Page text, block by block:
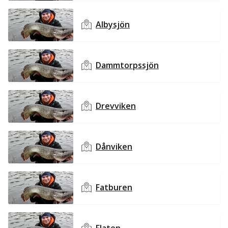
Albysjön
Dammtorpssjön
Drevviken
Dånviken
Fatburen